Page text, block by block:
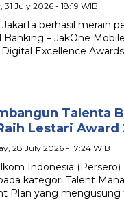
31 July 2026 - 18:19 WIB
berhasil meraih
– JakOne
Excellence
Talenta
Lestari Award
28 July 2026 - 17:24 WIB
Indonesia
kategori Talent
Plan yang mengusung